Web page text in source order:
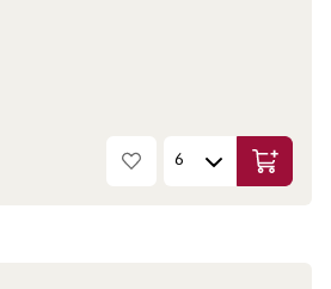
In den